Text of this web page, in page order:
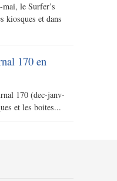
le Surfer’s
kiosques et dans
170 en
170 (dec-janv-
et les boites...